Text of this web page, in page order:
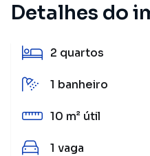
Detalhes do
2 quartos
1 banheiro
10 m² útil
1 vaga